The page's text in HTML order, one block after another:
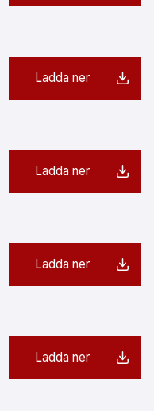
Ladda ner
Ladda ner
Ladda ner
Ladda ner